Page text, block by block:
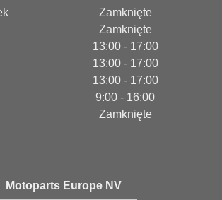
Zamknięte
Zamknięte
13:00 - 17:00
13:00 - 17:00
13:00 - 17:00
9:00 - 16:00
Zamknięte
Motoparts Europe NV